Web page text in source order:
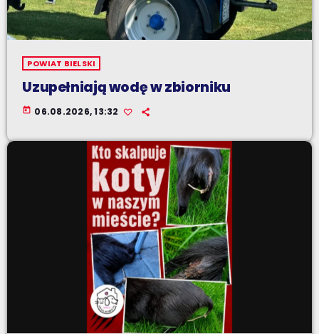
POWIAT BIELSKI
Uzupełniają wodę w zbiorniku
today 06.08.2026, 13:32